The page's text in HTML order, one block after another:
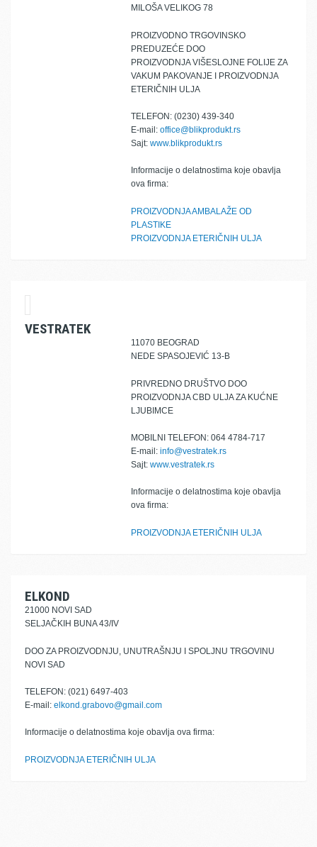
MILOŠA VELIKOG 78
PROIZVODNO TRGOVINSKO
PREDUZEĆE DOO
PROIZVODNJA VIŠESLOJNE FOLIJE ZA
VAKUM PAKOVANJE I PROIZVODNJA
ETERIČNIH ULJA
TELEFON: (0230) 439-340
E-mail: office@blikprodukt.rs
Sajt: www.blikprodukt.rs
Informacije o delatnostima koje obavlja
ova firma:
PROIZVODNJA AMBALAŽE OD
PLASTIKE
PROIZVODNJA ETERIČNIH ULJA
VESTRATEK
11070 BEOGRAD
NEDE SPASOJEVIĆ 13-B
PRIVREDNO DRUŠTVO DOO
PROIZVODNJA CBD ULJA ZA KUĆNE
LJUBIMCE
MOBILNI TELEFON: 064 4784-717
E-mail: info@vestratek.rs
Sajt: www.vestratek.rs
Informacije o delatnostima koje obavlja
ova firma:
PROIZVODNJA ETERIČNIH ULJA
ELKOND
21000 NOVI SAD
SELJAČKIH BUNA 43/IV
DOO ZA PROIZVODNJU, UNUTRAŠNJU I SPOLJNU TRGOVINU
NOVI SAD
TELEFON: (021) 6497-403
E-mail: elkond.grabovo@gmail.com
Informacije o delatnostima koje obavlja ova firma:
PROIZVODNJA ETERIČNIH ULJA